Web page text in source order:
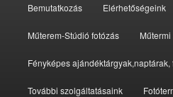
Bemutatkozás Elérhetőségeink
Műterem-Stúdió fotózás
Fényképes ajándéktárgyak,naptárak,
További szolgáltatásaink